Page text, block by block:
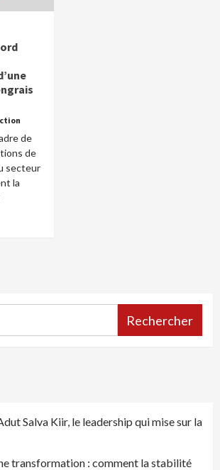
de
de
secteur
la
Rechercher
Salva Kiir, le leadership qui mise sur la
transformation : comment la stabilité